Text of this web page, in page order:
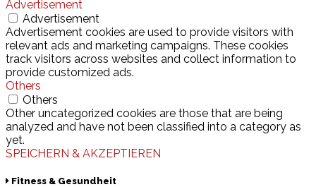
Advertisement
Advertisement
Advertisement cookies are used to provide visitors with
relevant ads and marketing campaigns. These cookies
track visitors across websites and collect information to
provide customized ads.
Others
Others
Other uncategorized cookies are those that are being
analyzed and have not been classified into a category as
yet.
SPEICHERN & AKZEPTIEREN
Fitness & Gesundheit